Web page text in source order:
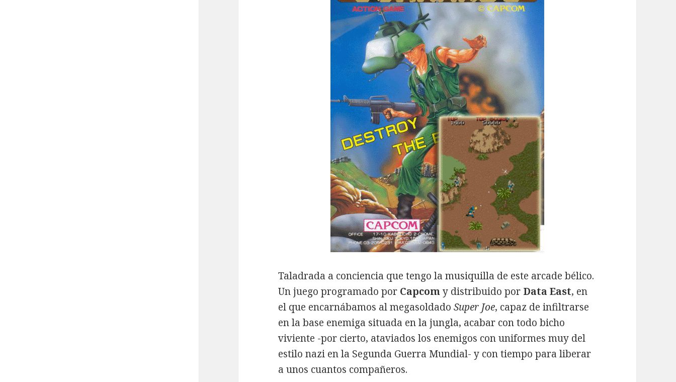
Taladrada a conciencia que tengo la musiquilla de este arcade bélico.
Un juego programado por Capcomy distribuido por Data East, en
el que encarnábamos al megasoldadoSuper Joe, capaz de infiltrarse
en la base enemiga situada en la jungla, acabar con todo bicho
viviente -por cierto, ataviados los enemigos con uniformes muy del
estilo nazi en la Segunda Guerra Mundial- y con tiempo para liberar
a unos cuantos compañeros.